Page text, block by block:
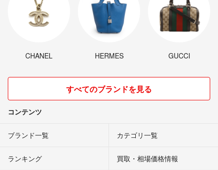
CHANEL HERMES GUCCI
すべてのブランドを見る
コンテンツ
ブランド一覧 カテゴリ一覧
ランキング 買取・相場価格情報